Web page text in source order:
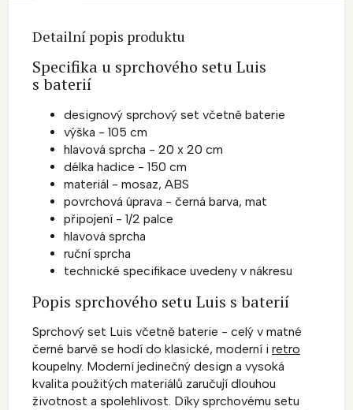
Detailní popis produktu
Specifika u sprchového setu Luis
s baterií
designový sprchový set včetně baterie
výška - 105 cm
hlavová sprcha - 20 x 20 cm
délka hadice - 150 cm
materiál - mosaz, ABS
povrchová úprava - černá barva, mat
připojení - 1/2 palce
hlavová sprcha
ruční sprcha
technické specifikace uvedeny v nákresu
Popis sprchového setu Luis s baterií
Sprchový set Luis včetně baterie - celý v matné
černé barvě se hodí do klasické, moderní i retro
koupelny. Moderní jedinečný design a vysoká
kvalita použitých materiálů zaručují dlouhou
životnost a spolehlivost. Díky sprchovému setu